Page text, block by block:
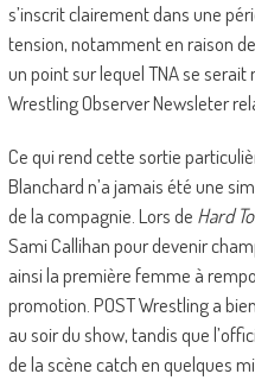
s’inscrit clairement dans une
tension, notamment en raison
un point sur lequel TNA se
Wrestling Observer Newsleter
Ce qui rend cette sortie
Blanchard n’a jamais été une
de la compagnie. Lors de Hard
Sami Callihan pour devenir
ainsi la première femme à
promotion. POST Wrestling a
au soir du show, tandis que
de la scène catch en quelques